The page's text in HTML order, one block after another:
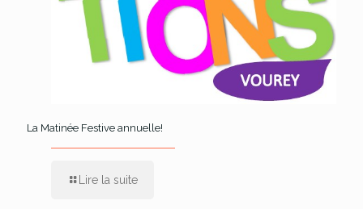
La Matinée Festive annuelle!
Lire la suite